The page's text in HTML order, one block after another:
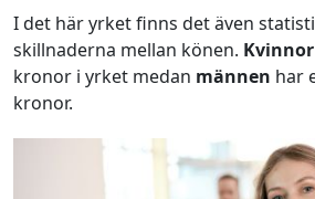
I det här yrket finns det även
skillnaderna mellan könen. Kvinnor
kronor i yrket medan männen har
kronor.